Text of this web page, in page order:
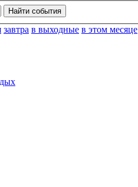
завтра в выходные в этом месяце